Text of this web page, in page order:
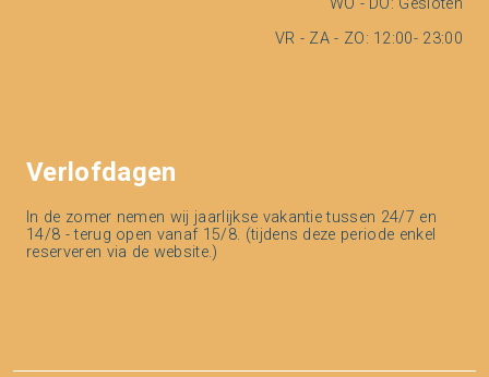
VR - ZA - ZO: 12:00- 23:00
Verlofdagen
In de zomer nemen wij jaarlijkse vakantie tussen 24/7 en
14/8 - terug open vanaf 15/8. (tijdens deze periode enkel
reserveren via de website.)